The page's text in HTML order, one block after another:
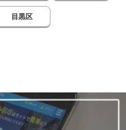
目黒区